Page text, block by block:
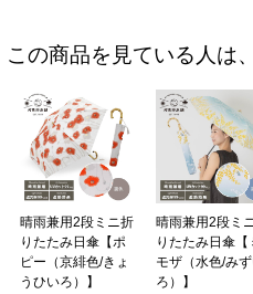
この商品を見ている人は
晴雨兼用2段ミニ折
りたたみ日傘【ポ
ピー（京緋色/きょ
うひいろ）】
晴雨兼用2段ミ
りたたみ日傘【
モザ（水色/み
ろ）】